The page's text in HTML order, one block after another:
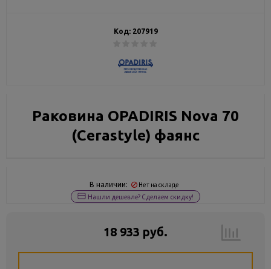
Код: 207919
Раковина OPADIRIS Nova 70
(Cerastyle) фаянс
В наличии: Нет на складе
Нашли дешевле? Сделаем скидку!
18 933 руб.